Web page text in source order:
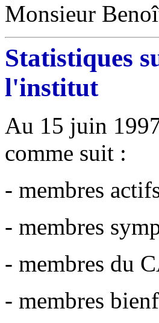
Monsieur
Statistiques
l'institut
Au 15 juin
comme suit :
- membres
- membres
- membres du
- membres